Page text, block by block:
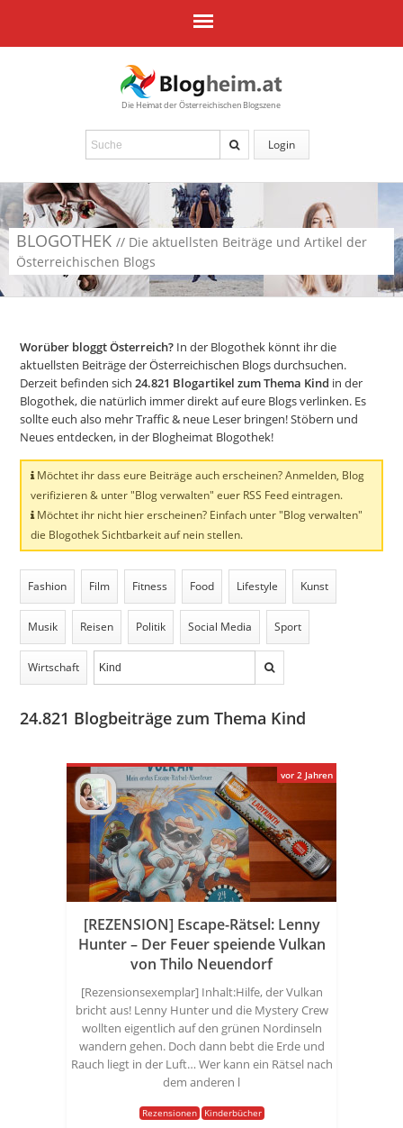
Die Heimat der Österreichischen Blogszene
Login
BLOGOTHEK // Die aktuellsten Beiträge und Artikel der
Österreichischen Blogs
Worüber bloggt Österreich? In der Blogothek könnt ihr die
aktuellsten Beiträge der Österreichischen Blogs durchsuchen.
Derzeit befinden sich24.821 Blogartikel zum Thema Kind in der
Blogothek, die natürlich immer direkt auf eure Blogs verlinken. Es
sollte euch also mehr Traffic & neue Leser bringen! Stöbern und
Neues entdecken, in der Blogheimat Blogothek!
Möchtet ihr dass eure Beiträge auch erscheinen? Anmelden, Blog
verifizieren & unter "Blog verwalten" euer RSS Feed eintragen.
Möchtet ihr nicht hier erscheinen? Einfach unter "Blog verwalten"
die Blogothek Sichtbarkeit auf nein stellen.
Fashion Film Fitness Food Lifestyle Kunst
Musik Reisen Politik Social Media Sport
Wirtschaft
24.821 Blogbeiträge zum Thema Kind
[REZENSION] Escape-Rätsel: Lenny
Hunter – Der Feuer speiende Vulkan
von Thilo Neuendorf
[Rezensionsexemplar] Inhalt:Hilfe, der Vulkan
bricht aus! Lenny Hunter und die Mystery Crew
wollten eigentlich auf den grünen Nordinseln
wandern gehen. Doch dann bebt die Erde und
Rauch liegt in der Luft… Wer kann ein Rätsel nach
dem anderen l
Rezensionen Kinderbücher
vor 2 Jahren